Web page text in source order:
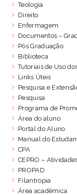
Teologia
Direito
Enfermagem
Documentos –
Pós Graduação
Biblioteca
Tutoriais de Uso
Links Úteis
Pesquisa e
Pesquisa
Programa de
Área do aluno
Portal do Aluno
Manual do
CPA
CEPRO –
PROPAD
Filantropia
Área acadêmica